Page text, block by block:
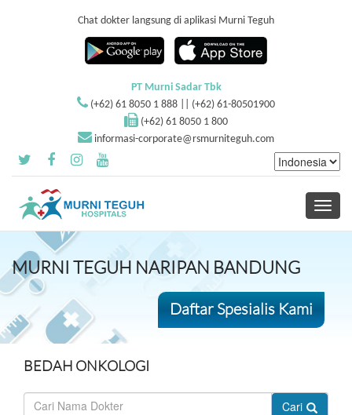
Chat dokter langsung di aplikasi Murni Teguh
PT Murni Sadar Tbk
(+62) 61 8050 1 888 || (+62) 61-80501900
(+62) 61 8050 1 800
informasi-corporate@rsmurniteguh.com
Toggle
MURNI TEGUH NARIPAN BANDUNG
Daftar Spesialis Kami
BEDAH ONKOLOGI
Cari